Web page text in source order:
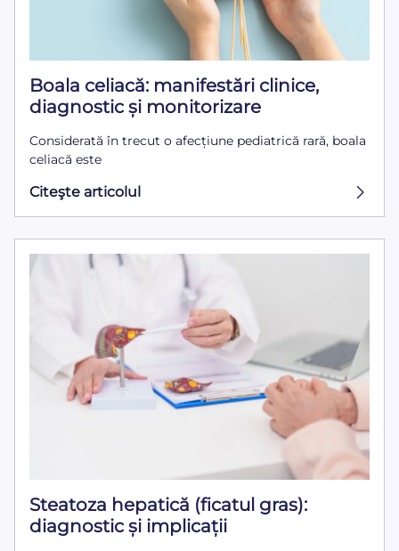
Boala celiacă: manifestări clinice,
diagnostic și monitorizare
Considerată în trecut o afecțiune pediatrică rară, boala
celiacă este
Citeşte articolul
Steatoza hepatică (ficatul gras):
diagnostic și implicații